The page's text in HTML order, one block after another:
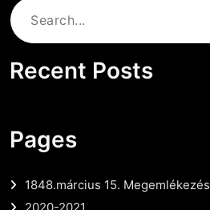
Search
Recent Posts
Pages
1848.március 15. Megemlékezés